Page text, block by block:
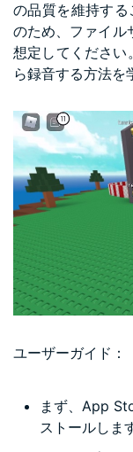
の品質を維持す
のため、ファイル
想定してくださ
ら録音する方法を
ユーザーガイド：
まず、App
ストールしま